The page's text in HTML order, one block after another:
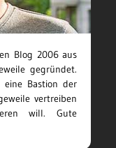
Blog 2006 aus
gegründet.
eine Bastion der
vertreiben
will. Gute